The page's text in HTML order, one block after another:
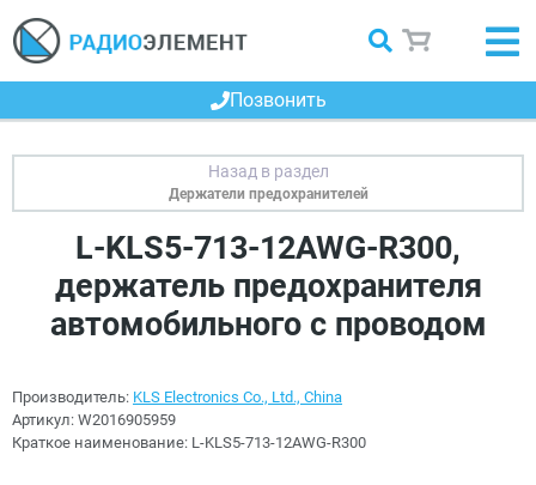
Позвонить
Держатели предохранителей
L-KLS5-713-12AWG-R300,
держатель предохранителя
автомобильного с проводом
Производитель: KLS Electronics Co., Ltd., China
Артикул: W2016905959
Краткое наименование: L-KLS5-713-12AWG-R300